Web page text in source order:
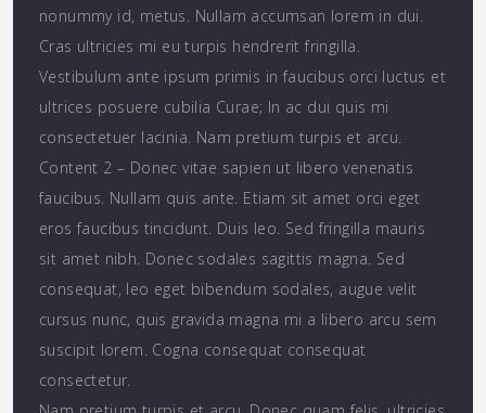
nonummy id, metus. Nullam accumsan lorem in dui.
Cras ultricies mi eu turpis hendrerit fringilla.
Vestibulum ante ipsum primis in faucibus orci luctus et
ultrices posuere cubilia Curae; In ac dui quis mi
consectetuer lacinia. Nam pretium turpis et arcu.
Content 2 – Donec vitae sapien ut libero venenatis
faucibus. Nullam quis ante. Etiam sit amet orci eget
eros faucibus tincidunt. Duis leo. Sed fringilla mauris
sit amet nibh. Donec sodales sagittis magna. Sed
consequat, leo eget bibendum sodales, augue velit
cursus nunc, quis gravida magna mi a libero arcu sem
suscipit lorem. Cogna consequat consequat
consectetur.